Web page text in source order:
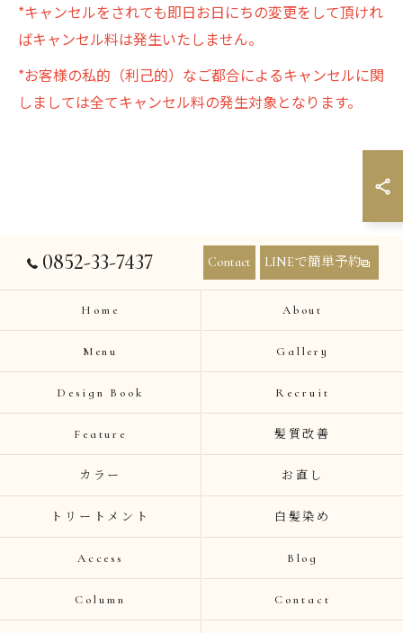
*キャンセルをされても即日お日にちの変更をして頂けれ
ばキャンセル料は発生いたしません。
*お客様の私的（利己的）なご都合によるキャンセルに関
しましては全てキャンセル料の発生対象となります。
0852-33-7437 Contact LINEで簡単予約
Home About
Menu Gallery
Design Book Recruit
Feature 髪質改善
カラー お直し
トリートメント 白髪染め
Access Blog
Column Contact